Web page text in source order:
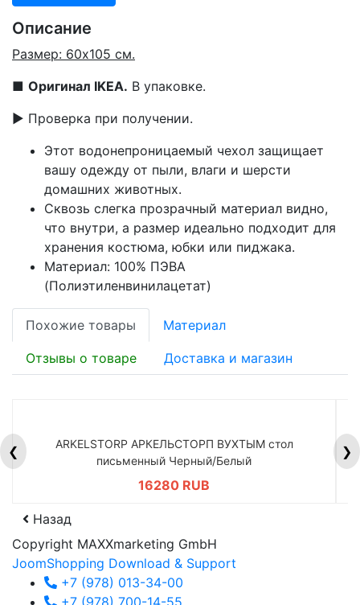
Описание
Размер: 60x105 см.
■ Оригинал IKEA. В упаковке.
▶ Проверка при получении.
Этот водонепроницаемый чехол защищает
вашу одежду от пыли, влаги и шерсти
домашних животных.
Сквозь слегка прозрачный материал видно,
что внутри, а размер идеально подходит для
хранения костюма, юбки или пиджака.
Материал: 100% ПЭВА
(Полиэтиленвинилацетат)
Похожие товары Материал
Отзывы о товаре Доставка и магазин
❮
ARKELSTORP АРКЕЛЬСТОРП ВУХТЫМ стол
письменный Черный/Белый
16280 RUB
❯
Назад
Copyright MAXXmarketing GmbH
JoomShopping Download & Support
+7 (978) 013-34-00
+7 (978) 700-14-55